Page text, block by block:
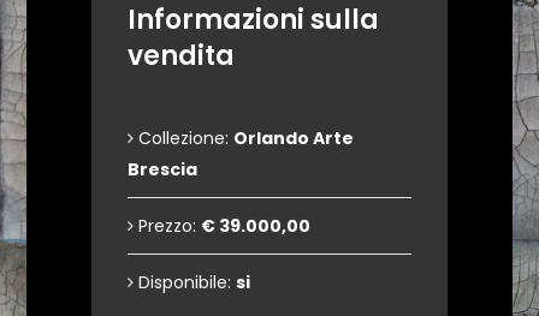
Informazioni sulla
vendita
Collezione: Orlando Arte
Brescia
Prezzo: € 39.000,00
Disponibile: si